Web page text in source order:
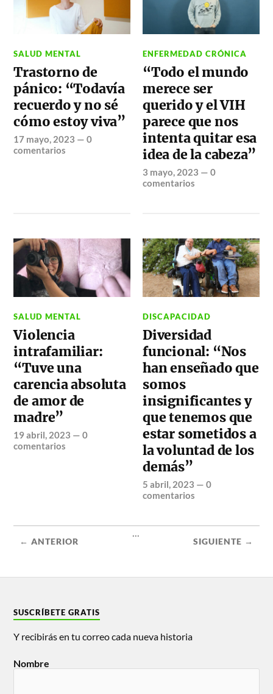
SALUD MENTAL
Trastorno de
pánico: “Todavía
recuerdo y no sé
cómo estoy viva”
17 mayo, 2023 —0
comentarios
ENFERMEDAD CRÓNICA
“Todo el mundo
merece ser
querido y el VIH
parece que nos
intenta quitar esa
idea de la cabeza”
3 mayo, 2023 —0
comentarios
SALUD MENTAL
Violencia
intrafamiliar:
“Tuve una
carencia absoluta
de amor de
madre”
19 abril, 2023 —0
comentarios
DISCAPACIDAD
Diversidad
funcional: “Nos
han enseñado que
somos
insignificantes y
que tenemos que
estar sometidos a
la voluntad de los
demás”
5 abril, 2023 —0
comentarios
← ANTERIOR
...
SIGUIENTE →
SUSCRÍBETE GRATIS
Y recibirás en tu correo cada nueva historia
Nombre